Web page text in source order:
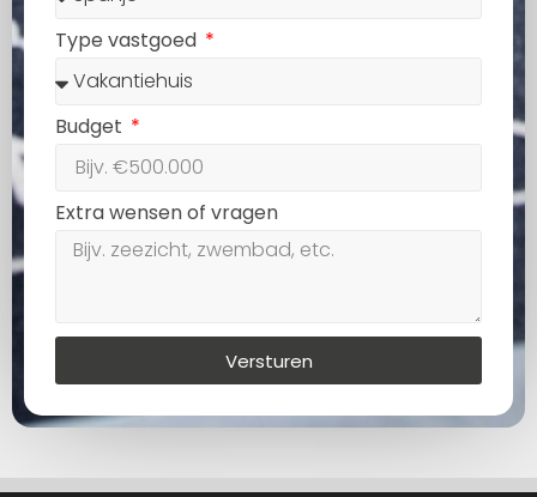
Type vastgoed
Budget
Extra wensen of vragen
Versturen